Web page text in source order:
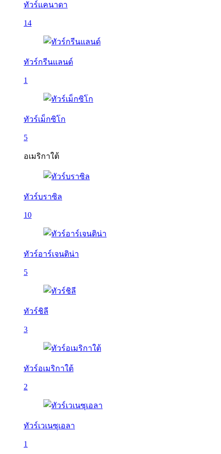
ทัวร์แคนาดา
14
ทัวร์กรีนแลนด์
1
ทัวร์เม็กซิโก
5
อเมริกาใต้
ทัวร์บราซิล
10
ทัวร์อาร์เจนติน่า
5
ทัวร์ชิลี
3
ทัวร์อเมริกาใต้
2
ทัวร์เวเนซุเอลา
1